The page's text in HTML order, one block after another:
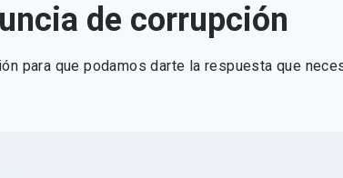
de corrupción
para que podamos darte la respuesta que